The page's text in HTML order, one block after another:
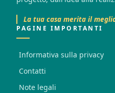
La tua casa merita il
PAGINE IMPORTANTI
Informativa sulla privacy
Contatti
Note legali